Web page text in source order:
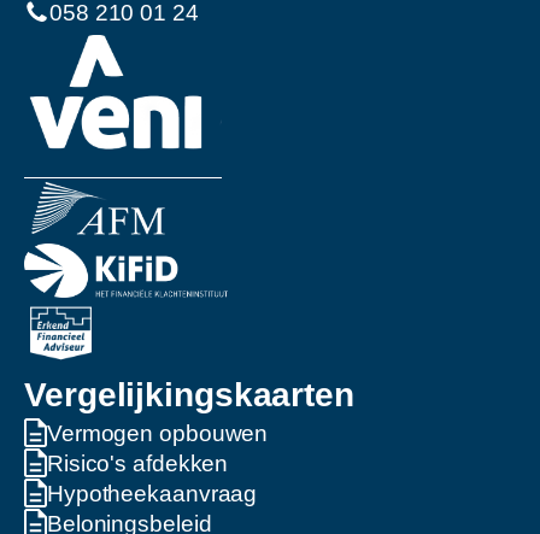
058 210 01 24
Vergelijkingskaarten
Vermogen opbouwen
Risico's afdekken
Hypotheekaanvraag
Beloningsbeleid